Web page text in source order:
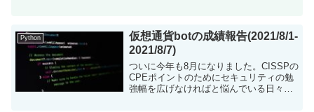
Python
仮想通貨botの成績報告(2021/8/1-
2021/8/7)
ついに今年も8月になりました。CISSPの
CPEポイントのためにセキュリティの勉
強幅を広げなければと悩んでいる日々で